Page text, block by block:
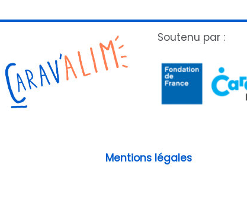
Soutenu par :
Mentions légales